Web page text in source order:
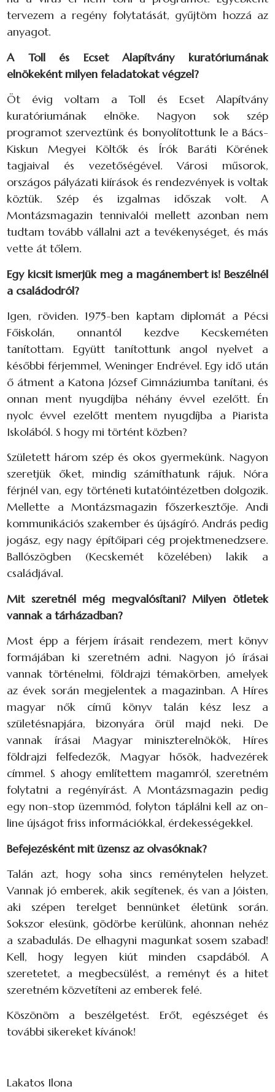
tervezem a regény folytatását, gyűjtöm hozzá az
anyagot.
A Toll és Ecset Alapítvány kuratóriumának
elnökeként milyen feladatokat végzel?
Öt évig voltam a Toll és Ecset Alapítvány
kuratóriumának elnöke. Nagyon sok szép
programot szerveztünk és bonyolítottunk le a Bács-
Kiskun Megyei Költők és Írók Baráti Körének
tagjaival és vezetőségével. Városi műsorok,
országos pályázati kiírások és rendezvények is voltak
köztük. Szép és izgalmas időszak volt. A
Montázsmagazin tennivalói mellett azonban nem
tudtam tovább vállalni azt a tevékenységet, és más
vette át tőlem.
Egy kicsit ismerjük meg a magánembert is! Beszélnél
a családodról?
Igen, röviden. 1975-ben kaptam diplomát a Pécsi
Főiskolán, onnantól kezdve Kecskeméten
tanítottam. Együtt tanítottunk angol nyelvet a
későbbi férjemmel, Weninger Endrével. Egy idő után
ő átment a Katona József Gimnáziumba tanítani, és
onnan ment nyugdíjba néhány évvel ezelőtt. Én
nyolc évvel ezelőtt mentem nyugdíjba a Piarista
Iskolából. S hogy mi történt közben?
Született három szép és okos gyermekünk. Nagyon
szeretjük őket, mindig számíthatunk rájuk. Nóra
férjnél van, egy történeti kutatóintézetben dolgozik.
Mellette a Montázsmagazin főszerkesztője. Andi
kommunikációs szakember és újságíró. András pedig
jogász, egy nagy építőipari cég projektmenedzsere.
Ballószögben (Kecskemét közelében) lakik a
családjával.
Mit szeretnél még megvalósítani? Milyen ötletek
vannak a tárházadban?
Most épp a férjem írásait rendezem, mert könyv
formájában ki szeretném adni. Nagyon jó írásai
vannak történelmi, földrajzi témakörben, amelyek
az évek során megjelentek a magazinban. A Híres
magyar nők című könyv talán kész lesz a
születésnapjára, bizonyára örül majd neki. De
vannak írásai Magyar miniszterelnökök, Híres
földrajzi felfedezők, Magyar hősök, hadvezérek
címmel. S ahogy említettem magamról, szeretném
folytatni a regényírást. A Montázsmagazin pedig
egy non-stop üzemmód, folyton táplálni kell az on-
line újságot friss információkkal, érdekességekkel.
Befejezésként mit üzensz az olvasóknak?
Talán azt, hogy soha sincs reménytelen helyzet.
Vannak jó emberek, akik segítenek, és van a Jóisten,
aki szépen terelget bennünket életünk során.
Sokszor elesünk, gödörbe kerülünk, ahonnan nehéz
a szabadulás. De elhagyni magunkat sosem szabad!
Kell, hogy legyen kiút minden csapdából. A
szeretetet, a megbecsülést, a reményt és a hitet
szeretném közvetíteni az emberek felé.
Köszönöm a beszélgetést. Erőt, egészséget és
további sikereket kívánok!
Lakatos Ilona